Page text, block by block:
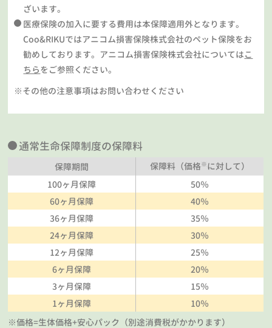
ざいます。
医療保険の加入に要する費用は本保障適用外となります。
Coo&RIKUではアニコム損害保険株式会社のペット保険をお
勧めしております。アニコム損害保険株式会社についてはこ
ちらをご参照ください。
※その他の注意事項はお問い合わせください
通常生命保障制度の保障料
保障期間 保障料（価格※に対して）
100ヶ月保障
50％
60ヶ月保障
40％
36ヶ月保障
35％
24ヶ月保障
30％
12ヶ月保障
25％
6ヶ月保障
20％
3ヶ月保障
15％
1ヶ月保障
10％
※価格=生体価格+安心パック（別途消費税がかかります）